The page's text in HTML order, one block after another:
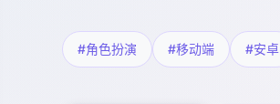
#角色扮演 #移动端 #安卓